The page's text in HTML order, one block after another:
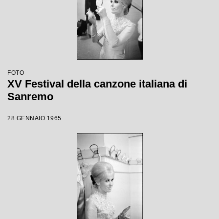
FOTO
XV Festival della canzone italiana di
Sanremo
28 GENNAIO 1965